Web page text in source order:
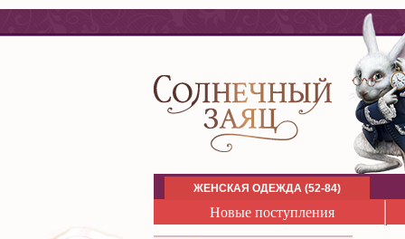
ЖЕНСКАЯ ОДЕЖДА (52-84)
Новые поступления